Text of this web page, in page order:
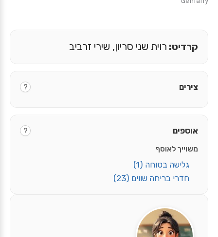
קרדיט: רוית שני סריון, שירי זרביב
צירים ?
אוספים ?
משוייך לאוסף
גלישה בטוחה (1)
חדרי בריחה שווים (23)